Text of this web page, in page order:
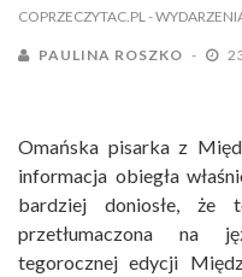
COPRZECZYTAC.PL -
PAULINA ROSZKO
Omańska pisarka z
informacja obiegła
bardziej doniosłe, że
przetłumaczona na
tegorocznej edycji